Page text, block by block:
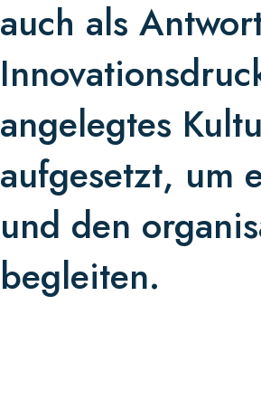
auch als
angelegtes
aufgesetzt, um
und den
begleiten.